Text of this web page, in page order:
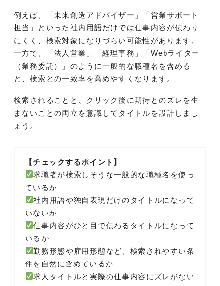
例えば、「未来創造アドバイザー」「営業サポート
担当」といった社内用語だけでは仕事内容が伝わり
にくく、検索対象になりづらい可能性があります。
一方で、「法人営業」「経理事務」「Webライター
（業務委託）」のように一般的な職種名を含める
と、検索との一致率を高めやすくなります。
検索されることと、クリック後に期待とのズレを生
まないことの両立を意識してタイトルを設計しまし
ょう。
【チェックするポイント】
求職者が検索しそうな一般的な職種名を使っ
ているか
社内用語や独自表現だけのタイトルになって
いないか
仕事内容がひと目で伝わるタイトルになって
いるか
勤務形態や雇用形態など、検索されやすい条
件を自然に含めているか
求人タイトルと実際の仕事内容にズレがない